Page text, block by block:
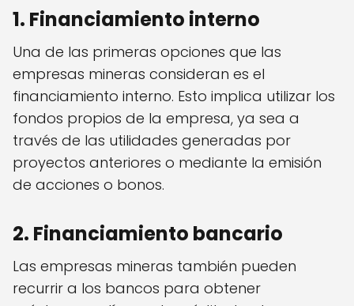
1. Financiamiento interno
Una de las primeras opciones que las
empresas mineras consideran es el
financiamiento interno. Esto implica utilizar los
fondos propios de la empresa, ya sea a
través de las utilidades generadas por
proyectos anteriores o mediante la emisión
de acciones o bonos.
2. Financiamiento bancario
Las empresas mineras también pueden
recurrir a los bancos para obtener